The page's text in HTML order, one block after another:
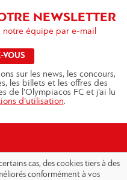
NEWSLETTER
notre équipe par e-mail
VOUS
sur les news, les concours,
les billets et les offres des
de l’Olympiacos FC et j’ai lu
d’utilisation.
cas, des cookies tiers à des
conformément à vos